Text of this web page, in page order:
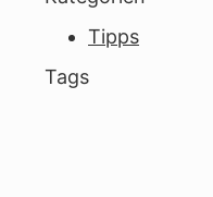
Tipps
Tags